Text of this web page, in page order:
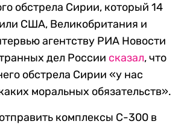
обстрела Сирии, который 14
США, Великобритания и
агентству РИА Новости
дел России сказал, что
обстрела Сирии «у нас
моральных обязательств».
комплексы С-300 в